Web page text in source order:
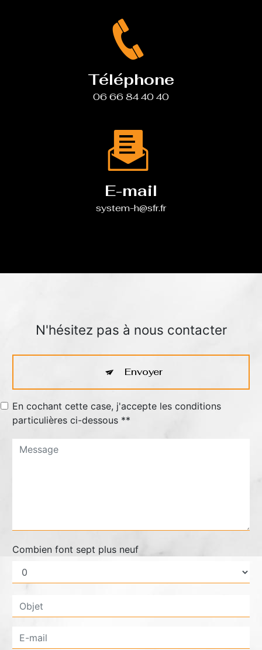
Téléphone
06 66 84 40 40
E-mail
system-h@sfr.fr
N'hésitez pas à nous contacter
Combien font sept plus neuf
En cochant cette case, j'accepte les conditions
particulières ci-dessous **
Envoyer